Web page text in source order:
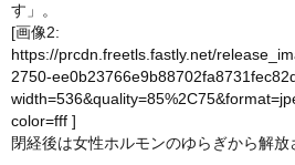
す」。
[画像2:
https://prcdn.freetls.fastly.net/
2750-
color=fff ]
閉経後は女性ホルモンのゆらぎから解放